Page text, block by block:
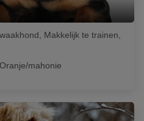
Makkelijk te trainen,
mahonie